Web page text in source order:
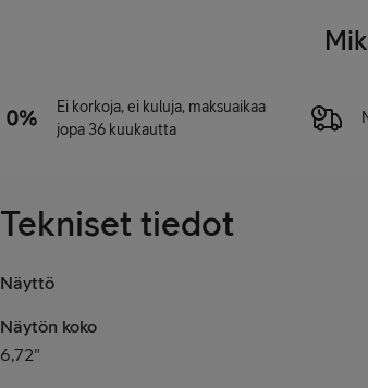
Ei korkoja, ei kuluja, maksuaikaa
jopa 36 kuukautta
Tekniset tiedot
Näyttö
Näytön koko
6,72"